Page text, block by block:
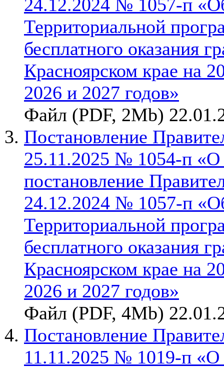
24.12.2024 № 1057-п
Территориальной
бесплатного оказания
Красноярском крае на
2026 и 2027 годов»
Файл (PDF, 2Mb)
Постановление
25.11.2025 № 1054-п «О
постановление
24.12.2024 № 1057-п
Территориальной
бесплатного оказания
Красноярском крае на
2026 и 2027 годов»
Файл (PDF, 4Mb)
Постановление
11.11.2025 № 1019-п «О